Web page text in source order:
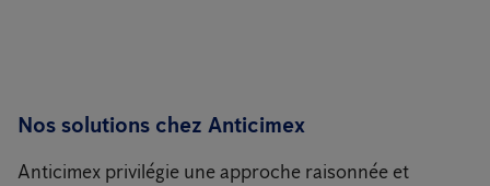
Nos solutions chez Anticimex
Anticimex privilégie une approche raisonnée et